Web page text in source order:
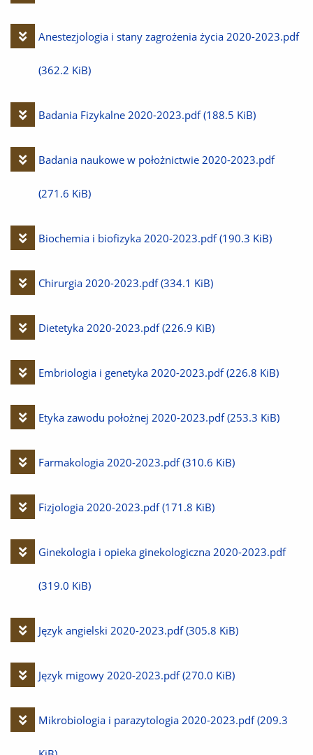
Pobierz
plik
Anestezjologia i stany zagrożenia życia 2020-2023.pdf
(362.2 KiB)
Pobierz
Badania Fizykalne 2020-2023.pdf (188.5 KiB)
Pobierz
plik
Badania naukowe w położnictwie 2020-2023.pdf
(271.6 KiB)
Pobierz
Biochemia i biofizyka 2020-2023.pdf (190.3 KiB)
Pobierz
Chirurgia 2020-2023.pdf (334.1 KiB)
Pobierz
Dietetyka 2020-2023.pdf (226.9 KiB)
Pobierz
Embriologia i genetyka 2020-2023.pdf (226.8 KiB)
Pobierz
Etyka zawodu położnej 2020-2023.pdf (253.3 KiB)
Pobierz
Farmakologia 2020-2023.pdf (310.6 KiB)
Pobierz
Fizjologia 2020-2023.pdf (171.8 KiB)
Pobierz
plik
Ginekologia i opieka ginekologiczna 2020-2023.pdf
(319.0 KiB)
Pobierz
Język angielski 2020-2023.pdf (305.8 KiB)
Pobierz
Język migowy 2020-2023.pdf (270.0 KiB)
Pobierz
Mikrobiologia i parazytologia 2020-2023.pdf (209.3